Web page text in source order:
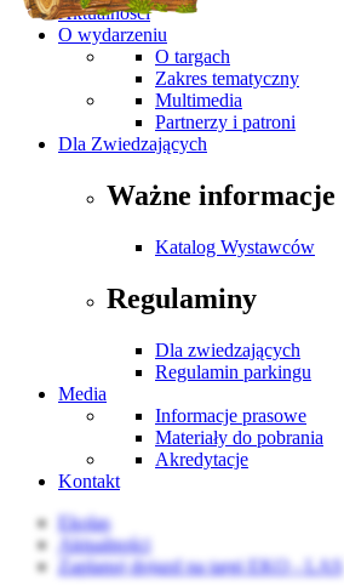
Aktualności
O wydarzeniu
O targach
Zakres tematyczny
Multimedia
Partnerzy i patroni
Dla Zwiedzających
Ważne informacje
Katalog Wystawców
Regulaminy
Dla zwiedzających
Regulamin parkingu
Media
Informacje prasowe
Materiały do pobrania
Akredytacje
Kontakt
Ekolas
Aktualności
Zaplanuj dojazd na targi EKO - LAS